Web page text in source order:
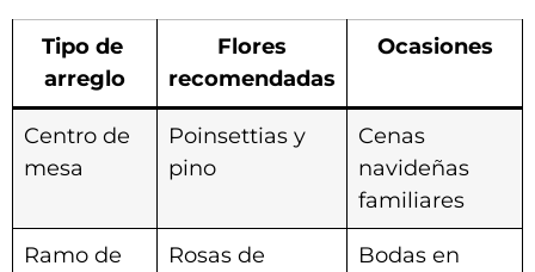
Tipo de ​
arreglo
Flores‍
recomendadas
Ocasiones
Centro ‍de⁢
mesa
Poinsettias⁤ y
pino
Cenas
‌navideñas
familiares
Ramo de Rosas de Bodas⁢ en